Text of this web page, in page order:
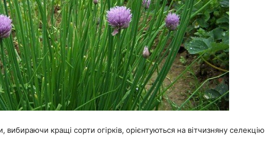
вибираючи кращі сорти огірків, орієнтуються на вітчизняну селекцію